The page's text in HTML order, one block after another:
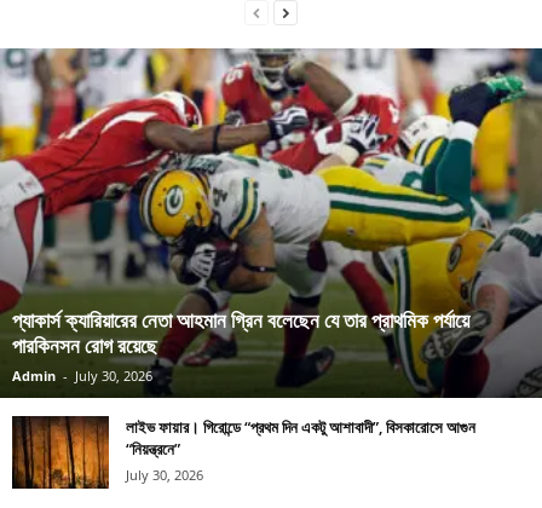
প্যাকার্স ক্যারিয়ারের নেতা আহমান গ্রিন বলেছেন যে তার প্রাথমিক পর্যায়ে
পারকিনসন রোগ রয়েছে
Admin - July 30, 2026
লাইভ ফায়ার। গিরোন্ডে “প্রথম দিন একটু আশাবাদী”, বিসকারোসে আগুন
“নিয়ন্ত্রনে”
July 30, 2026